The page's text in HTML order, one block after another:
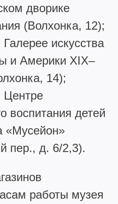
дворике
(Волхонка, 12);
искусства
и Америки XIX–
14);
Центре
воспитания детей
«Мусейон»
пер., д. 6/2,3).
работы музея